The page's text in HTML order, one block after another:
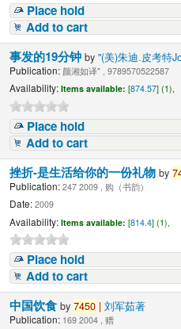
Place hold
Add to cart
事发的19分钟by"(美)朱迪.皮考特
Publication: 颜湘如译" , 9789570522587
Availability: Items available: [874.57] (1),
Place hold
Add to cart
挫折-是生活给你的一份礼物by
Publication: 247 2009 , 购（书韵）
Date: 2009
Availability: Items available: [814.4] (1),
Place hold
Add to cart
中国饮食by7450 | 刘军茹著
Publication: 169 2004 , 赠